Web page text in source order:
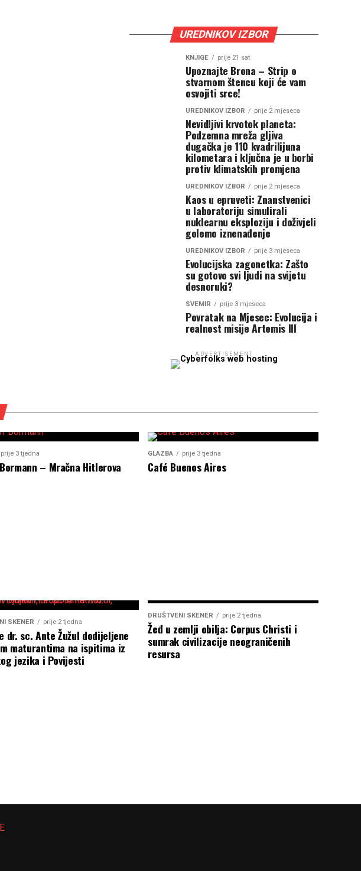
UREDNIKOV IZBOR
KNJIGE prije 21 sat
Upoznajte Brona – Strip o
stvarnom štencu koji će vam
osvojiti srce!
UREDNIKOV IZBOR prije 2 mjeseca
Nevidljivi krvotok planeta:
Podzemna mreža gljiva
dugačka je 110 kvadrilijuna
kilometara i ključna je u borbi
protiv klimatskih promjena
UREDNIKOV IZBOR prije 2 mjeseca
Kaos u epruveti: Znanstvenici
u laboratoriju simulirali
nuklearnu eksploziju i doživjeli
golemo iznenađenje
UREDNIKOV IZBOR prije 3 mjeseca
Evolucijska zagonetka: Zašto
su gotovo svi ljudi na svijetu
desnoruki?
SVEMIR prije 3 mjeseca
Povratak na Mjesec: Evolucija i
realnost misije Artemis III
ADVERTISEMENT
prije 3 tjedna
– Mračna Hitlerova
GLAZBA prije 3 tjedna
Café Buenos Aires
SKENER prije 2 tjedna
dr. sc. Ante Žužul dodijeljene
maturantima na ispitima iz
jezika i Povijesti
DRUŠTVENI SKENER prije 2 tjedna
Žeđ u zemlji obilja: Corpus Christi i
sumrak civilizacije neograničenih
resursa